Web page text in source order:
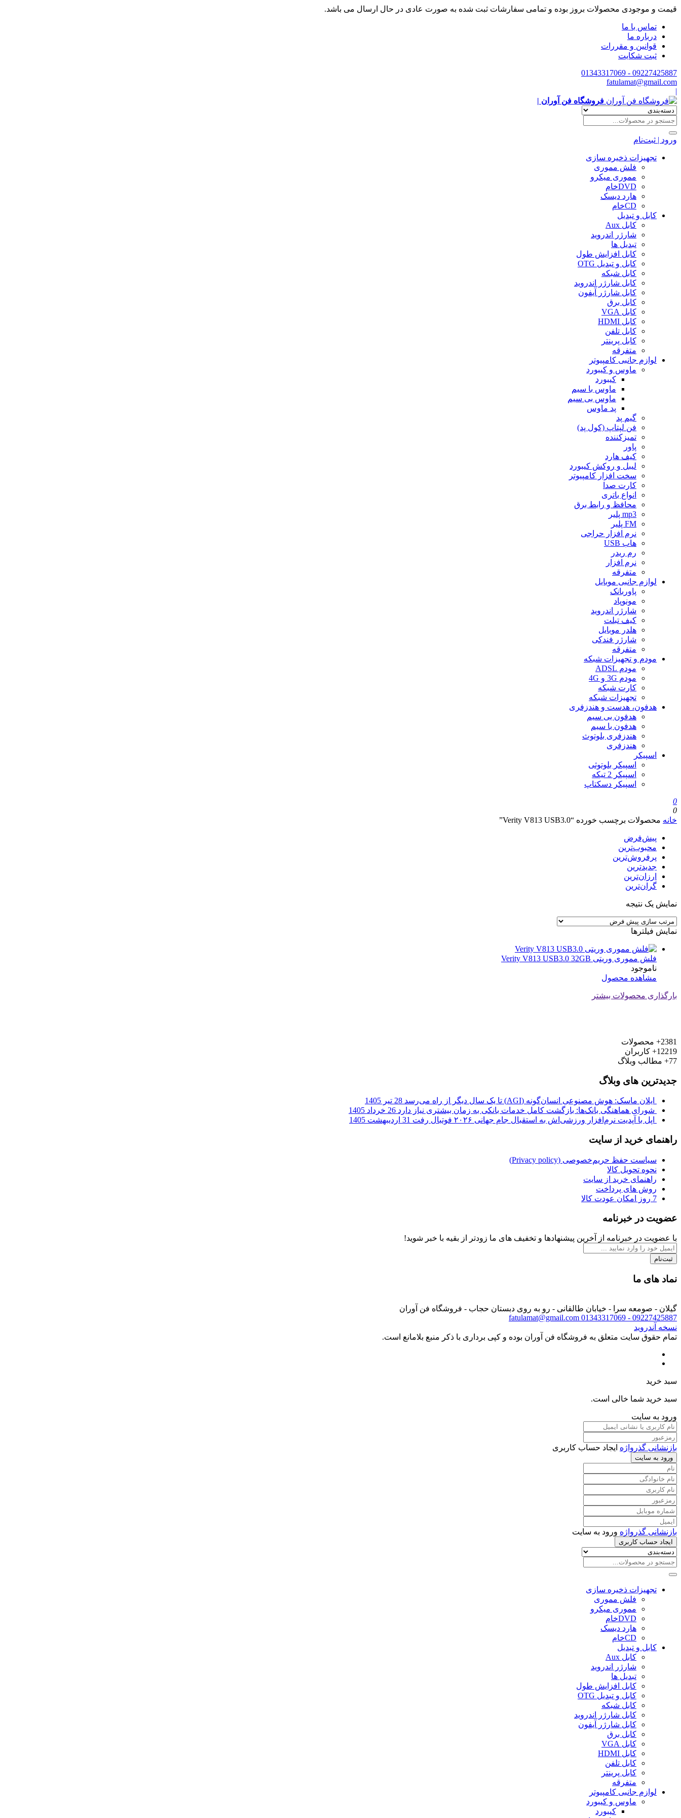
قیمت و موجودی محصولات بروز بوده و تمامی سفارشات ثبت شده به صورت عادی در حال ارسال می باشد.
تماس با ما
درباره ما
قوانین و مقررات
ثبت شکایت
09227425887 - 01343317069
fatulamat@gmail.com
|
فروشگاه فن آوران |
ورود | ثبت‌نام
تجهیزات ذخیره سازی
فلش مموری
مموری میکرو
DVDخام
هارد دیسک
CDخام
کابل و تبدیل
کابل Aux
شارژر اندروید
تبدیل ها
کابل افزایش طول
کابل و تبدیل OTG
کابل شبکه
کابل شارژر اندروید
کابل شارژر آیفون
کابل برق
کابل VGA
کابل HDMI
کابل تلفن
کابل پرینتر
متفرقه
لوازم جانبی کامپیوتر
ماوس و کیبورد
کیبورد
ماوس با سیم
ماوس بی سیم
پد ماوس
گیم پد
فن لپتاپ (کول پد)
تمیزکننده
پاور
کیف هارد
لیبل و روکش کیبورد
سخت افزار کامپیوتر
کارت صدا
انواع باتری
محافظ و رابط برق
mp3 پلیر
FM پلیر
نرم افزار حراجی
هاب USB
رم ریدر
نرم افزار
متفرقه
لوازم جانبی موبایل
پاوربانک
مونوپاد
شارژر اندروید
کیف تبلت
هلدر موبایل
شارژر فندکی
متفرقه
مودم و تجهیزات شبکه
مودم ADSL
مودم 3G و 4G
کارت شبکه
تجهیزات شبکه
هدفون، هدست و هندزفری
هدفون بی سیم
هدفون با سیم
هندزفری بلوتوث
هندزفری
اسپیکر
اسپیکر بلوتوثی
اسپیکر 2 تیکه
اسپیکر دسکتاپ
0
0
خانه محصولات برچسب خورده “Verity V813 USB3.0”
پیش‌فرض
محبوب‌ترین
پرفروش‌ترین
جدیدترین
ارزان‌ترین
گران‌ترین
نمایش یک نتیجه
نمایش فیلترها
فلش مموری وریتی Verity V813 USB3.0 32GB
ناموجود
مشاهده محصول
بارگذاری محصولات بیشتر
2381+
محصولات
12219+
کاربران
77+
مطالب وبلاگ
جدیدترین های وبلاگ
ایلان ماسک: هوش مصنوعی انسان‌گونه (AGI) تا یک سال دیگر از راه می‌رسد
28 تیر 1405
شورای هماهنگی بانک‌ها: بازگشت کامل خدمات بانکی به زمان بیشتری نیاز دارد 26 خرداد 1405
اپل با آپدیت نرم‌افزار ورزشی‌اش به استقبال جام جهانی ۲۰۲۶ فوتبال رفت
31 اردیبهشت 1405
راهنمای خرید از سایت
سیاست حفظ حریم‌خصوصی (Privacy policy)
نحوه تحویل کالا
راهنمای خرید از سایت
روش های پرداخت
7 روز امکان عودت کالا
عضویت در خبرنامه
با عضویت در خبرنامه از آخرین پیشنهادها و تخفیف های ما زودتر از بقیه با خبر شوید!
ثبت‌نام
نماد های ما
گیلان - صومعه سرا - خیابان طالقانی - رو به روی دبستان حجاب - فروشگاه فن آوران
09227425887 - 01343317069
fatulamat@gmail.com
نسخه آندروید
تمام حقوق سایت متعلق به فروشگاه فن آوران بوده و کپی برداری با ذکر منبع بلامانع است.
سبد خرید
سبد خرید شما خالی است.
ورود به سایت
بازنشانی گذرواژه ایجاد حساب کاربری
ورود به سایت
بازنشانی گذرواژه ورود به سایت
ایجاد حساب کاربری
تجهیزات ذخیره سازی
فلش مموری
مموری میکرو
DVDخام
هارد دیسک
CDخام
کابل و تبدیل
کابل Aux
شارژر اندروید
تبدیل ها
کابل افزایش طول
کابل و تبدیل OTG
کابل شبکه
کابل شارژر اندروید
کابل شارژر آیفون
کابل برق
کابل VGA
کابل HDMI
کابل تلفن
کابل پرینتر
متفرقه
لوازم جانبی کامپیوتر
ماوس و کیبورد
کیبورد